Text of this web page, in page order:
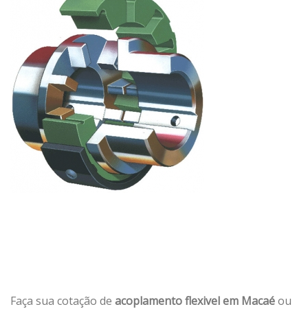
Faça sua cotação de acoplamento flexivel em Macaéou